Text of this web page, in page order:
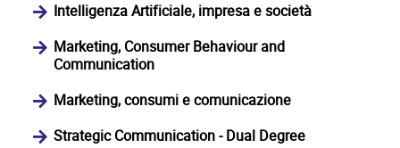
Intelligenza Artificiale, impresa e società
Marketing, Consumer Behaviour and
Communication
Marketing, consumi e comunicazione
Strategic Communication - Dual Degree